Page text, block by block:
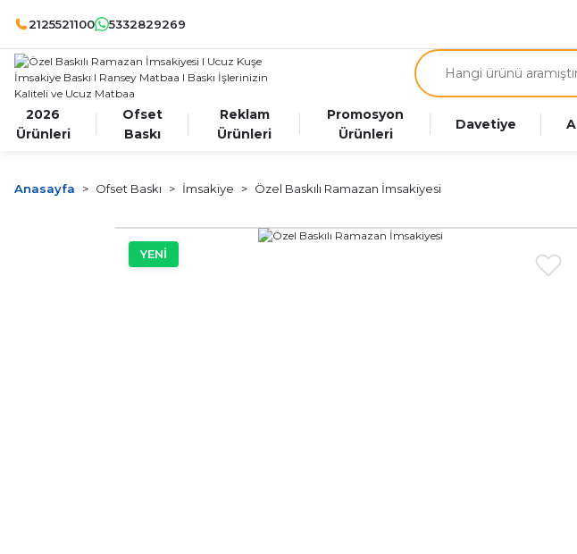
2125521100 5332829269
2026
Ürünleri
Ofset
Baskı
Reklam
Ürünleri
Promosyon
Ürünleri
Davetiye
Anasayfa Ofset Baskı İmsakiye Özel Baskılı Ramazan İmsakiyesi
YENİ